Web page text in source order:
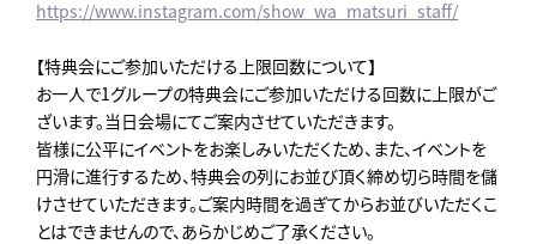
https://www.instagram.com/show_wa_matsuri_staff/
【特典会にご参加いただける上限回数について】
お一人で1グループの特典会にご参加いただける回数に上限がご
ざいます。当日会場にてご案内させていただきます。
皆様に公平にイベントをお楽しみいただくため、また、イベントを
円滑に進行するため、特典会の列にお並び頂く締め切ら時間を儲
けさせていただきます。ご案内時間を過ぎてからお並びいただくこ
とはできませんので、あらかじめご了承ください。